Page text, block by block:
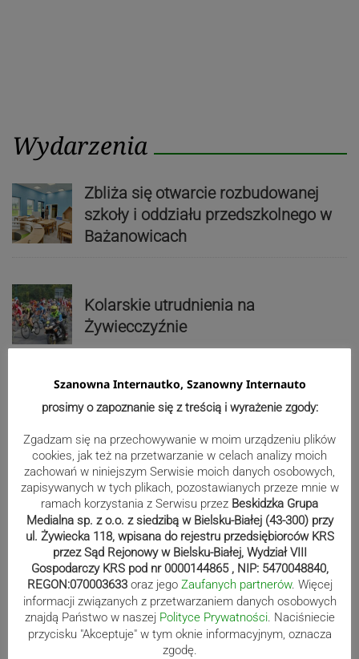
Wydarzenia
Zbliża się otwarcie rozbudowanej
szkoły i oddziału przedszkolnego w
Bażanowicach
Kolarskie utrudnienia na
Żywiecczyźnie
Basen w Andrychowie powróci w
Kto za Kaczyńskim, a kto za
Morawieckim z radnych powiatu
żywieckiego?
102. urodziny pani Rozalii z Ryczowa
Szanowna Internautko, Szanowny Internauto
prosimy o zapoznanie się z treścią i wyrażenie zgody:
Zgadzam się na przechowywanie w moim urządzeniu plików
cookies, jak też na przetwarzanie w celach analizy moich
zachowań w niniejszym Serwisie moich danych osobowych,
zapisywanych w tych plikach, pozostawianych przeze mnie w
ramach korzystania z Serwisu przez Beskidzka Grupa
Medialna sp. z o.o. z siedzibą w Bielsku-Białej (43-300) przy
ul. Żywiecka 118, wpisana do rejestru przedsiębiorców KRS
przez Sąd Rejonowy w Bielsku-Białej, Wydział VIII
Gospodarczy KRS pod nr 0000144865 , NIP: 5470048840,
REGON:070003633 oraz jego Zaufanych partnerów. Więcej
informacji związanych z przetwarzaniem danych osobowych
znajdą Państwo w naszej Polityce Prywatności. Naciśniecie
przycisku "Akceptuje" w tym oknie informacyjnym, oznacza
zgodę.